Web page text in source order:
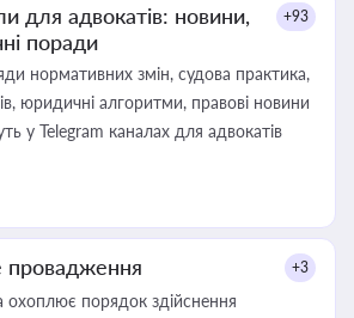
для адвокатів: новини,
поради
+93
нормативних змін, судова практика,
юридичні алгоритми, правові новини
у Telegram каналах для адвокатів
провадження +3
охоплює порядок здійснення